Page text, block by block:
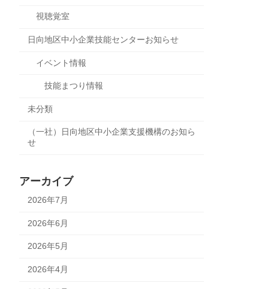
視聴覚室
日向地区中小企業技能センターお知らせ
イベント情報
技能まつり情報
未分類
（一社）日向地区中小企業支援機構のお知ら
せ
アーカイブ
2026年7月
2026年6月
2026年5月
2026年4月